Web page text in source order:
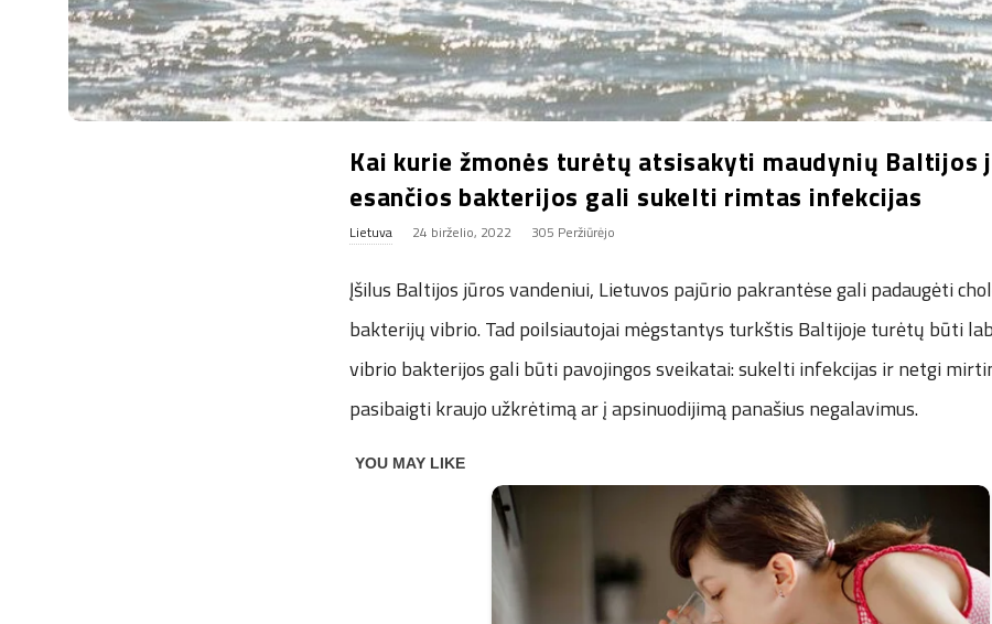
Kai kurie žmonės turėtų atsisakyti maudynių Baltijos
esančios bakterijos gali sukelti rimtas infekcijas
Lietuva 24 birželio, 2022 305 Peržiūrėjo
Įšilus Baltijos jūros vandeniui, Lietuvos pajūrio pakrantėse gali padaugėti
bakterijų vibrio. Tad poilsiautojai mėgstantys turkštis Baltijoje turėtų būti
vibrio bakterijos gali būti pavojingos sveikatai: sukelti infekcijas ir netgi
pasibaigti kraujo užkrėtimą ar į apsinuodijimą panašius negalavimus.